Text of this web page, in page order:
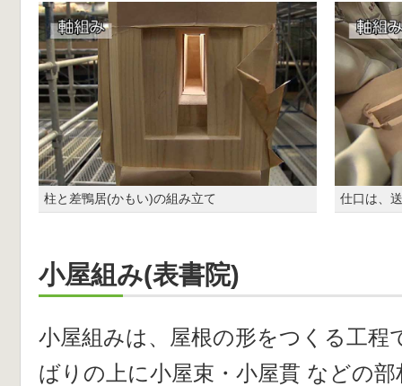
柱と差鴨居(かもい)の組み立て 仕口は、
小屋組み(表書院)
小屋組みは、屋根の形をつくる工程
ばりの上に小屋束・小屋貫 などの